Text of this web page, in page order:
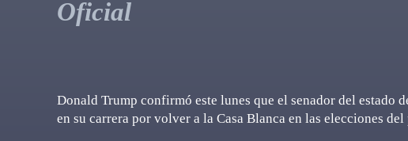
hacemos periodismo
Oficial
Donald Trump confirmó este lunes que el senador del estado
en su carrera por volver a la Casa Blanca en las elecciones